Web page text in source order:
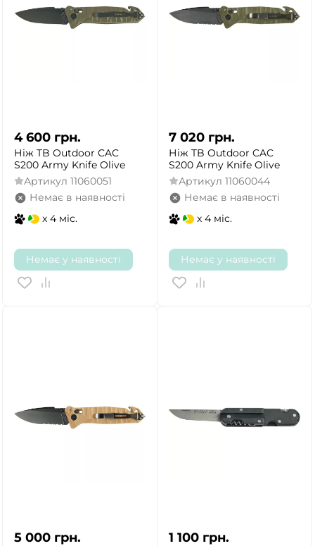
4 600 грн.
Ніж TB Outdoor CAC
S200 Army Knife Olive
Артикул 11060051
Немає в наявності
x 4 міс.
Немає у наявності
7 020 грн.
Ніж TB Outdoor CAC
S200 Army Knife Olive
Артикул 11060044
Немає в наявності
x 4 міс.
Немає у наявності
5 000 грн. 1 100 грн.